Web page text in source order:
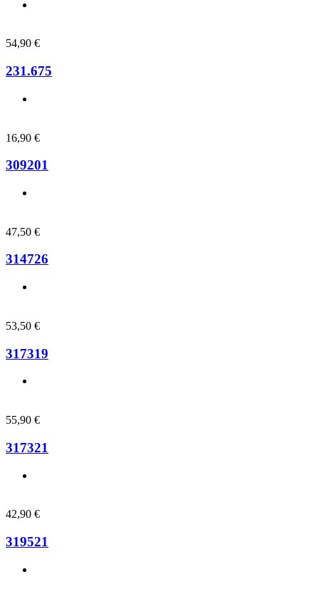
54,90 €
231.675
16,90 €
309201
47,50 €
314726
53,50 €
317319
55,90 €
317321
42,90 €
319521